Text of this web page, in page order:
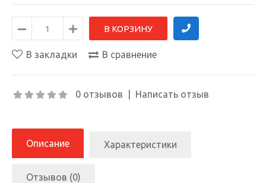
В закладки В сравнение
0 отзывов Написать отзыв
Описание Характеристики
Отзывов (0)